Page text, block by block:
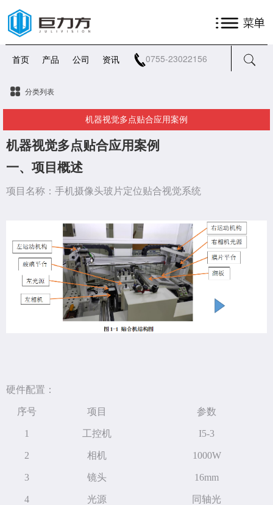
首页 产品 公司 资讯 0755-23022156
分类列表
机器视觉多点贴合应用案例
机器视觉多点贴合应用案例
一、 项目概述
项目名称：手机摄像头玻片定位贴合视觉系统
硬件配置：
序号 项目 参数
1 工控机 I5-3
2 相机 1000W
3 镜头 16mm
4 光源 同轴光